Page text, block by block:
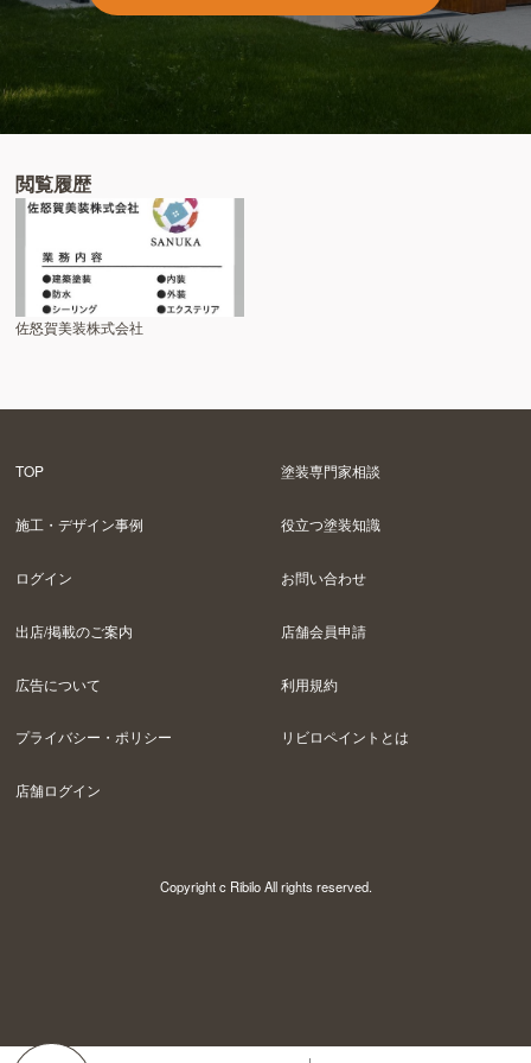
閲覧履歴
佐怒賀美装株式会社
TOP 塗装専門家相談
施工・デザイン事例 役立つ塗装知識
ログイン お問い合わせ
出店/掲載のご案内 店舗会員申請
広告について 利用規約
プライバシー・ポリシー リビロペイントとは
店舗ログイン
Copyright c Ribilo All rights reserved.